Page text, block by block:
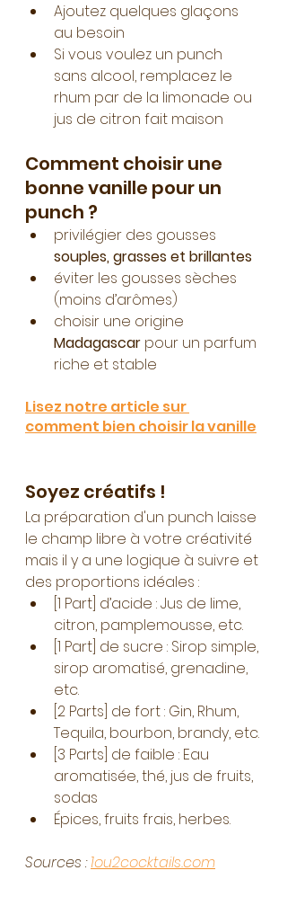
Ajoutez quelques glaçons
au besoin
Si vous voulez un punch
sans alcool, remplacez le
rhum par de la limonade ou
jus de citron fait maison
Comment choisir une
bonne vanille pour un
punch ?
privilégier des gousses
souples, grasses et brillantes
éviter les gousses sèches
(moins d’arômes)
choisir une origine
Madagascar pour un parfum
riche et stable
Lisez notre article sur
comment bien choisir la vanille
Soyez créatifs !
La préparation d'un punch laisse
le champ libre à votre créativité
mais il y a une logique à suivre et
des proportions idéales :
[1 Part] d’acide : Jus de lime,
citron, pamplemousse, etc.
[1 Part] de sucre : Sirop simple,
sirop aromatisé, grenadine,
etc.
[2 Parts] de fort : Gin, Rhum,
Tequila, bourbon, brandy, etc.
[3 Parts] de faible : Eau
aromatisée, thé, jus de fruits,
sodas
Épices, fruits frais, herbes.
Sources : 1ou2cocktails.com